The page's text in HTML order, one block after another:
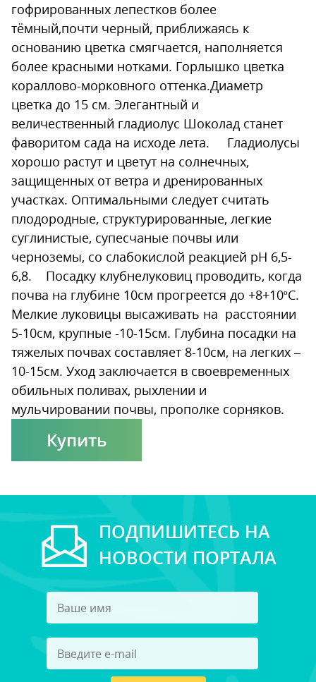
гофрированных лепестков более
тёмный,почти черный, приближаясь к
основанию цветка смягчается, наполняется
более красными нотками. Горлышко цветка
кораллово-морковного оттенка.Диаметр
цветка до 15 см. Элегантный и
величественный гладиолус Шоколад станет
фаворитом сада на исходе лета. Гладиолусы
хорошо растут и цветут на солнечных,
защищенных от ветра и дренированных
участках. Оптимальными следует считать
плодородные, структурированные, легкие
суглинистые, супесчаные почвы или
черноземы, со слабокислой реакцией рН 6,5-
6,8. Посадку клубнелуковиц проводить, когда
почва на глубине 10см прогреется до +8+10ºС.
Мелкие луковицы высаживать на расстоянии
5-10см, крупные -10-15см. Глубина посадки на
тяжелых почвах составляет 8-10см, на легких –
10-15см. Уход заключается в своевременных
обильных поливах, рыхлении и
мульчировании почвы, прополке сорняков.
Купить
ПОДПИШИТЕСЬ НА
НОВОСТИ ПОРТАЛА